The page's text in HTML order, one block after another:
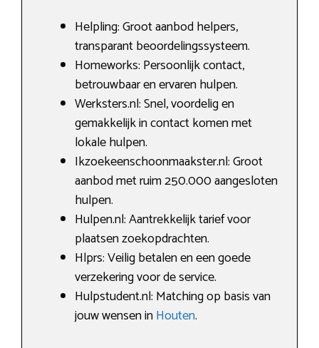
Helpling: Groot aanbod helpers,
transparant beoordelingssysteem.
Homeworks: Persoonlijk contact,
betrouwbaar en ervaren hulpen.
Werksters.nl: Snel, voordelig en
gemakkelijk in contact komen met
lokale hulpen.
Ikzoekeenschoonmaakster.nl: Groot
aanbod met ruim 250.000 aangesloten
hulpen.
Hulpen.nl: Aantrekkelijk tarief voor
plaatsen zoekopdrachten.
Hlprs: Veilig betalen en een goede
verzekering voor de service.
Hulpstudent.nl: Matching op basis van
jouw wensen inHouten.